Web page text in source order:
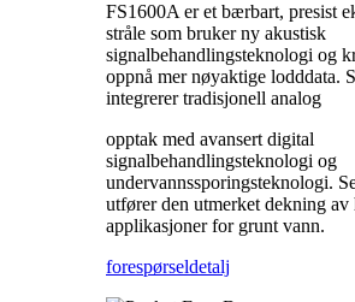
FS1600A er et bærbart, presist
stråle som bruker ny akustisk
signalbehandlingsteknologi og
oppnå mer nøyaktige lodddata.
integrerer tradisjonell analog
opptak med avansert digital
signalbehandlingsteknologi og
undervannssporingsteknologi.
utfører den utmerket dekning
applikasjoner for grunt vann.
forespørseldetalj